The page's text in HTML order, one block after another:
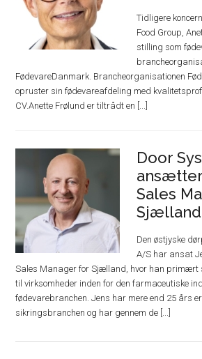
Tidligere
Food Group,
stilling som
FødevareDanmark. Brancheorganisationen
opruster sin fødevareafdeling med
CV.Anette Frølund er tiltrådt en [...]
Door
Sales
Sjælland
Den østjyske
A/S har ansat
Sales Manager for Sjælland, hvor han primært
til virksomheder inden for den farmaceutiske
fødevarebranchen. Jens har mere end 25 års
sikringsbranchen og har gennem de [...]